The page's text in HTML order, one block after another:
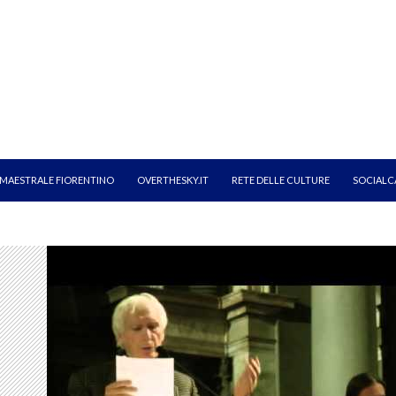
MAESTRALE FIORENTINO OVERTHESKY.IT RETE DELLE CULTURE